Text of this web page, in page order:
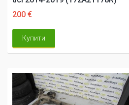
200 €
Купити